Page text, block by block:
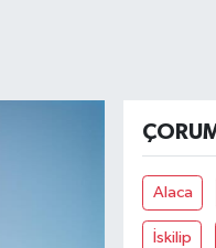
Alaca
İskilip